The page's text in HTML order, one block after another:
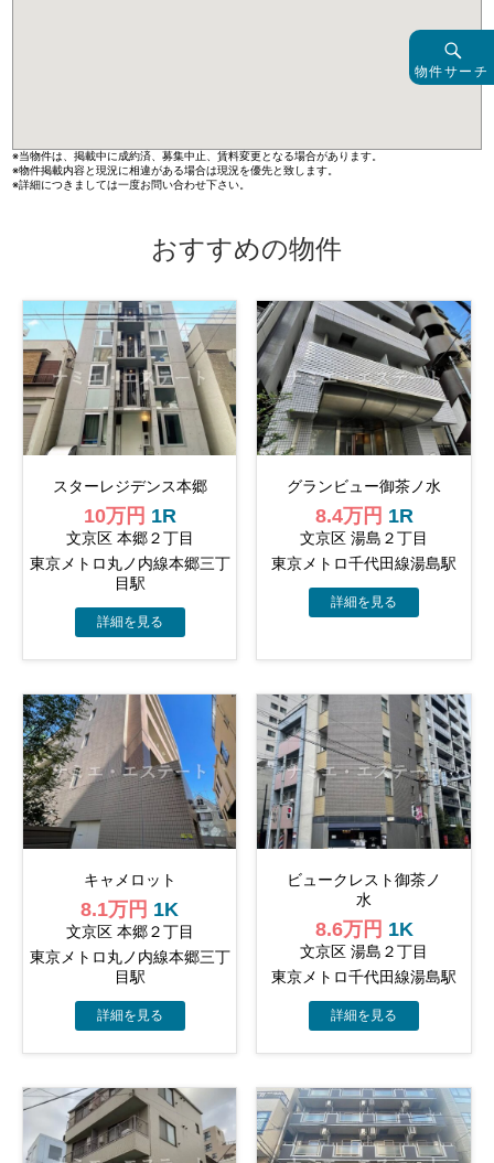
※当物件は、掲載中に成約済、募集中止、賃料変更となる場合があります。
※物件掲載内容と現況に相違がある場合は現況を優先と致します。
※詳細につきましては一度お問い合わせ下さい。
おすすめの物件
スターレジデンス本郷
10万円 1R
文京区 本郷２丁目
東京メトロ丸ノ内線本郷三丁
目駅
グランビュー御茶ノ水
8.4万円 1R
文京区 湯島２丁目
東京メトロ千代田線湯島駅
キャメロット
8.1万円 1K
文京区 本郷２丁目
東京メトロ丸ノ内線本郷三丁
目駅
ビュークレスト御茶ノ
水
8.6万円 1K
文京区 湯島２丁目
東京メトロ千代田線湯島駅
物件サーチ